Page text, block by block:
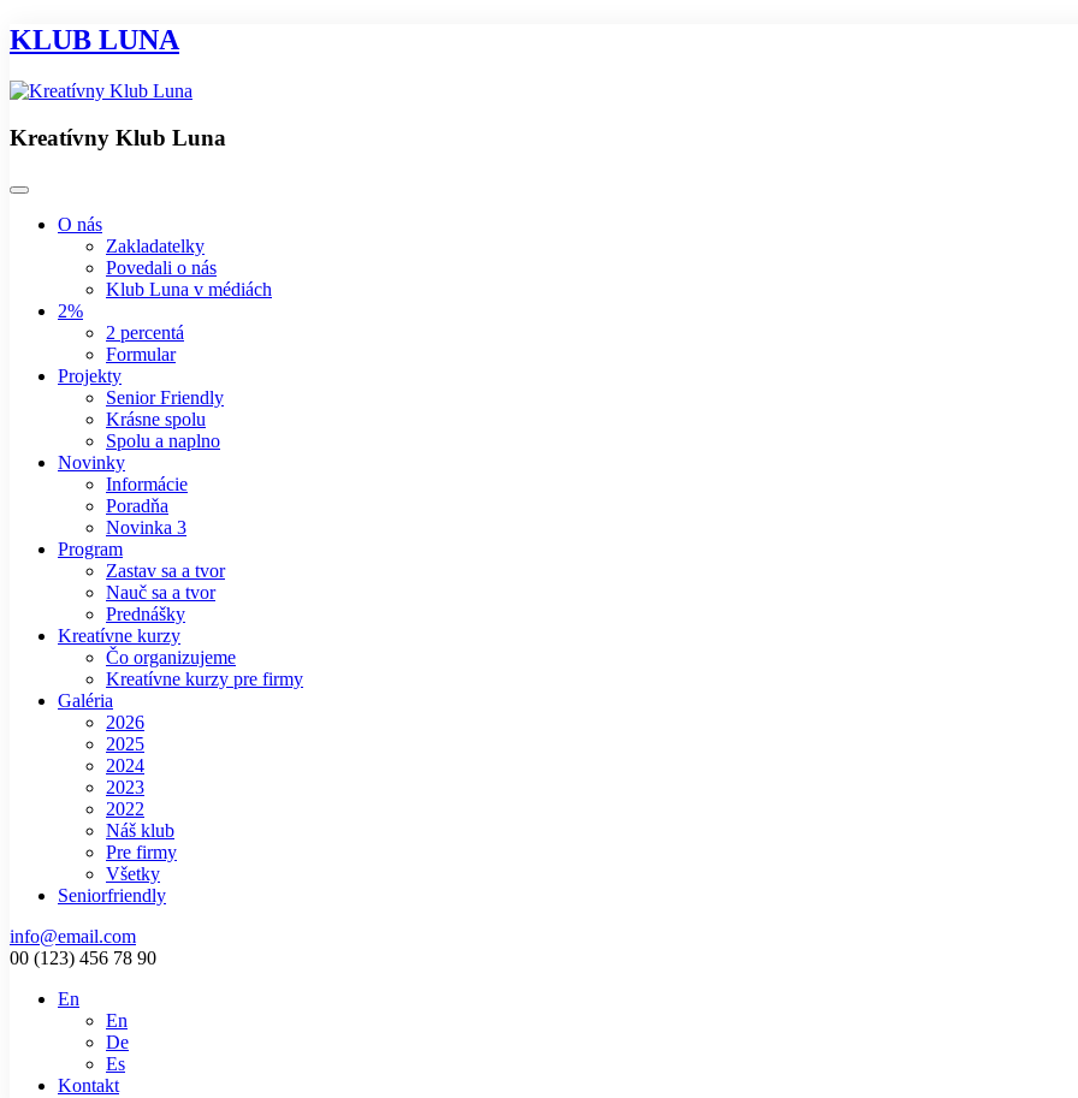
KLUB LUNA
Kreatívny Klub Luna
O nás
Zakladatelky
Povedali o nás
Klub Luna v médiách
2%
2 percentá
Formular
Projekty
Senior Friendly
Krásne spolu
Spolu a naplno
Novinky
Informácie
Poradňa
Novinka 3
Program
Zastav sa a tvor
Nauč sa a tvor
Prednášky
Kreatívne kurzy
Čo organizujeme
Kreatívne kurzy pre firmy
Galéria
2026
2025
2024
2023
2022
Náš klub
Pre firmy
Všetky
Seniorfriendly
info@email.com
00 (123) 456 78 90
En
En
De
Es
Kontakt